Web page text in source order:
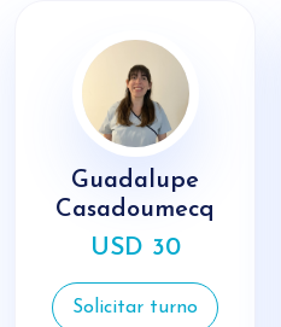
Guadalupe
Casadoumecq
USD 30
Solicitar turno